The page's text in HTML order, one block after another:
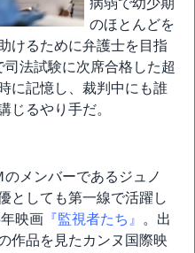
病弱で幼少期
のほとんどを
けるために弁護士を目指
法試験に次席合格した超
に記憶し、裁判中にも誰
じるやり手だ。
のメンバーであるジュノ
としても第一線で活躍し
映画 『監視者たち』
。出
作品を見たカンヌ国際映